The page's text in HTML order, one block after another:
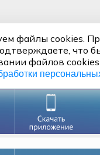
файлы cookies.
что
файлов